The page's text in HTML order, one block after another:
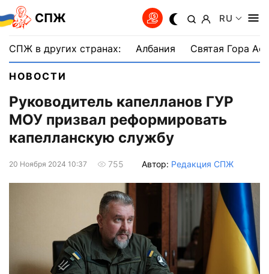
СПЖ RU
СПЖ в других странах: Албания Святая Гора
НОВОСТИ
Руководитель капелланов ГУР
МОУ призвал реформировать
капелланскую службу
20 Ноября 2024 10:37 755 Автор: Редакция СПЖ